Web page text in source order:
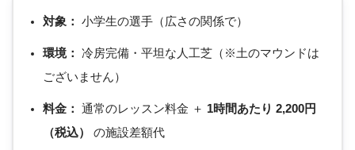
対象： 小学生の選手（広さの関係で）
環境：
冷房完備・平坦な人工芝（※土のマウンドは
ございません）
料金： 通常のレッスン料金 ＋ 1時間あたり 2,200円
（税込）
の施設差額代